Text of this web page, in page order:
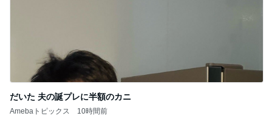
だいた 夫の誕プレに半額のカニ
Amebaトピックス 10時間前